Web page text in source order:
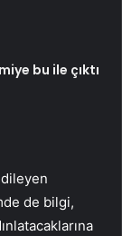
bu ile çıktı
dileyen
de bilgi,